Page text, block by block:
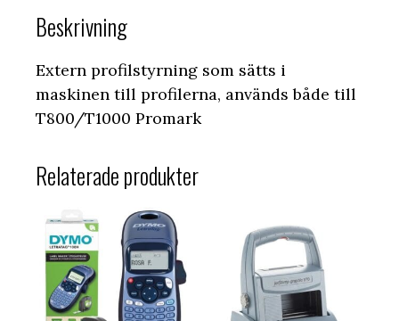
Beskrivning
Extern profilstyrning som sätts i
maskinen till profilerna, används både till
T800/T1000 Promark
Relaterade produkter